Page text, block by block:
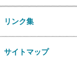
リンク集
サイトマップ